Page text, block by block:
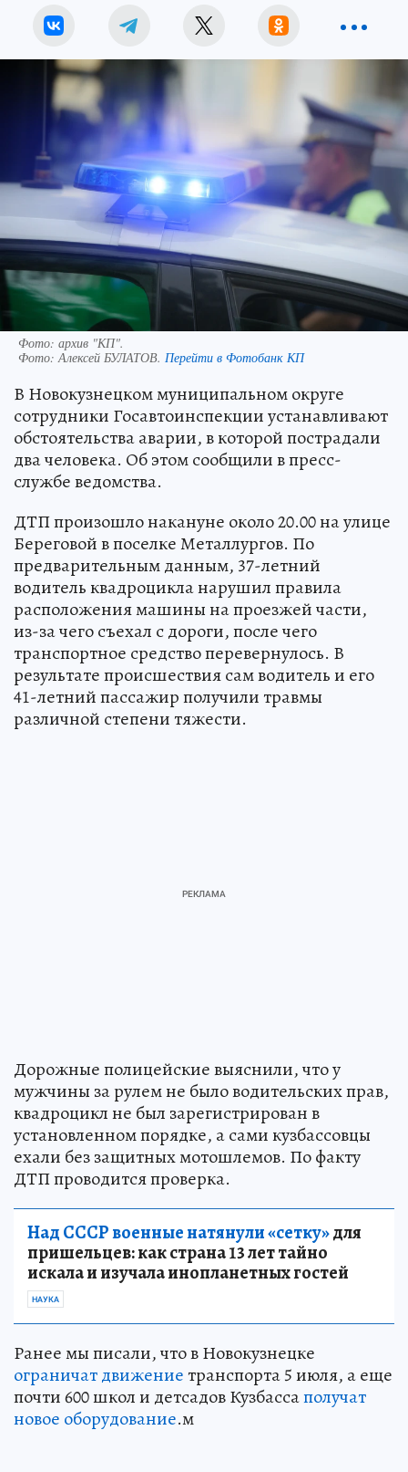
Фото: архив "КП".
Фото:Алексей БУЛАТОВ. Перейти в Фотобанк КП
В Новокузнецком муниципальном округе
сотрудники Госавтоинспекции устанавливают
обстоятельства аварии, в которой пострадали
два человека. Об этом сообщили в пресс-
службе ведомства.
ДТП произошло накануне около 20.00 на улице
Береговой в поселке Металлургов. По
предварительным данным, 37-летний
водитель квадроцикла нарушил правила
расположения машины на проезжей части,
из-за чего съехал с дороги, после чего
транспортное средство перевернулось. В
результате происшествия сам водитель и его
41-летний пассажир получили травмы
различной степени тяжести.
Дорожные полицейские выяснили, что у
мужчины за рулем не было водительских прав,
квадроцикл не был зарегистрирован в
установленном порядке, а сами кузбассовцы
ехали без защитных мотошлемов. По факту
ДТП проводится проверка.
Над СССР военные натянули «сетку»для
пришельцев: как страна 13 лет тайно
искала и изучала инопланетных гостей
НАУКА
Ранее мы писали, что в Новокузнецке
ограничат движениетранспорта 5 июля, а еще
почти 600 школ и детсадов Кузбассаполучат
новое оборудование.м